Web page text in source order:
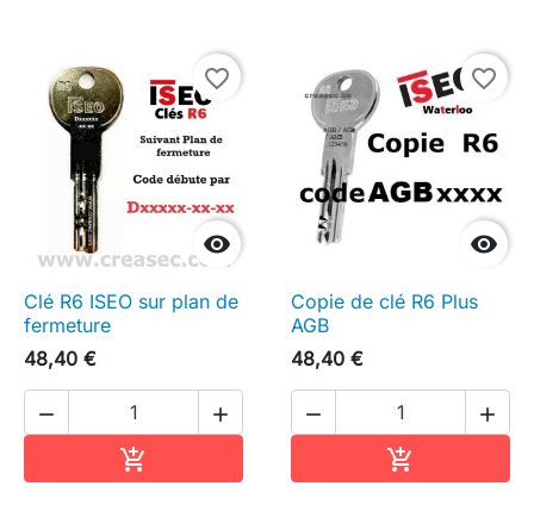

favorite_border
Clé R6 ISEO sur plan de
fermeture
48,40 €
 


favorite_border
Copie de clé R6 Plus
AGB
48,40 €
 
